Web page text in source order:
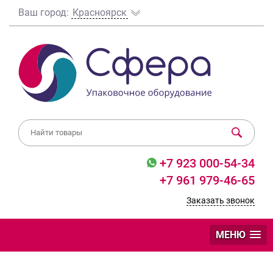
Ваш город: Красноярск
+7 923 000-54-34
+7 961 979-46-65
Заказать звонок
МЕНЮ